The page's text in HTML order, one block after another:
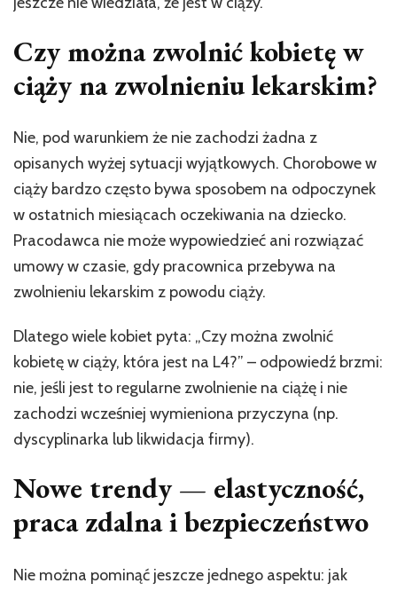
Czy można zwolnić kobietę w
ciąży na zwolnieniu lekarskim?
Nie, pod warunkiem że nie zachodzi żadna z
opisanych wyżej sytuacji wyjątkowych. Chorobowe w
ciąży bardzo często bywa sposobem na odpoczynek
w ostatnich miesiącach oczekiwania na dziecko.
Pracodawca nie może wypowiedzieć ani rozwiązać
umowy w czasie, gdy pracownica przebywa na
zwolnieniu lekarskim z powodu ciąży.
Dlatego wiele kobiet pyta: „Czy można zwolnić
kobietę w ciąży, która jest na L4?” – odpowiedź brzmi:
nie, jeśli jest to regularne zwolnienie na ciążę i nie
zachodzi wcześniej wymieniona przyczyna (np.
dyscyplinarka lub likwidacja firmy).
Nowe trendy — elastyczność,
praca zdalna i bezpieczeństwo
Nie można pominąć jeszcze jednego aspektu: jak